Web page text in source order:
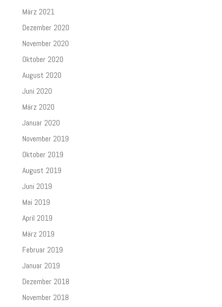
März 2021
Dezember 2020
November 2020
Oktober 2020
August 2020
Juni 2020
März 2020
Januar 2020
November 2019
Oktober 2019
August 2019
Juni 2019
Mai 2019
April 2019
März 2019
Februar 2019
Januar 2019
Dezember 2018
November 2018